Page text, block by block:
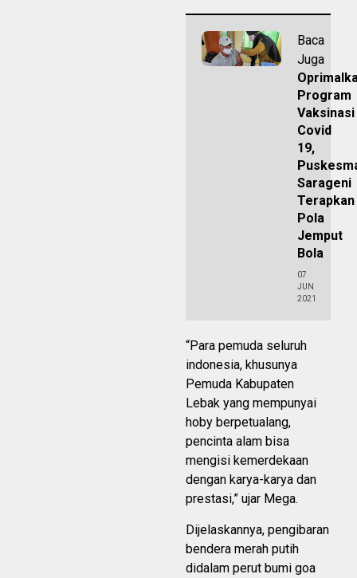
Baca
Juga
Program
Vaksinasi
Covid
19,
Sarageni
Terapkan
Pola
Jemput
Bola
07
JUN
2021
“Para pemuda seluruh
indonesia, khusunya
Pemuda Kabupaten
Lebak yang mempunyai
hoby berpetualang,
pencinta alam bisa
mengisi kemerdekaan
dengan karya-karya dan
prestasi,” ujar Mega.
Dijelaskannya, pengibaran
bendera merah putih
didalam perut bumi goa